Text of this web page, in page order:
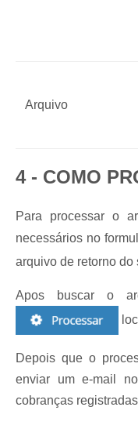
Arquivo
4 - COMO
Para processar o
necessários no
arquivo de retorno do
Apos buscar o
Depois que o
enviar um e-mail
cobranças